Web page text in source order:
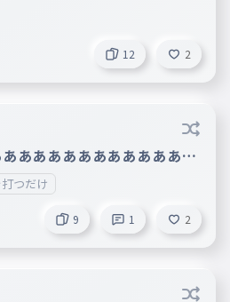
12 2
ああああああああああああ
ああああああああああああ
つだけ
9 1 2